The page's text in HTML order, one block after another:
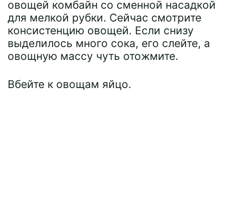
овощей комбайн со сменной насадкой
для мелкой рубки. Сейчас смотрите
консистенцию овощей. Если снизу
выделилось много сока, его слейте, а
овощную массу чуть отожмите.
Вбейте к овощам яйцо.